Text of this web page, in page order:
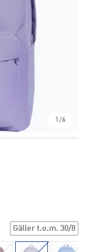
1/6
Gäller t.o.m. 30/8